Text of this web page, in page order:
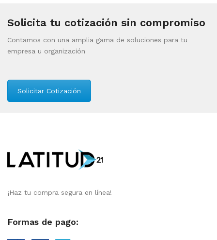
Solicita tu cotización sin compromiso
Contamos con una amplia gama de soluciones para tu
empresa u organización
Solicitar Cotización
¡Haz tu compra segura en línea!
Formas de pago: